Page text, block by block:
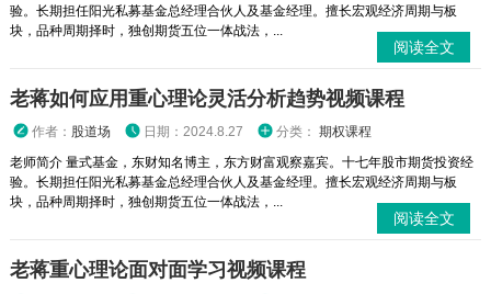
验。长期担任阳光私募基金总经理合伙人及基金经理。擅长宏观经济周期与板
块，品种周期择时，独创期货五位一体战法，...
阅读全文
老蒋如何应用重心理论灵活分析趋势视频课程
作者： 股道场 日期：2024.8.27 分类： 期权课程
老师简介 量式基金，东财知名博主，东方财富观察嘉宾。十七年股市期货投资经
验。长期担任阳光私募基金总经理合伙人及基金经理。擅长宏观经济周期与板
块，品种周期择时，独创期货五位一体战法，...
阅读全文
老蒋重心理论面对面学习视频课程